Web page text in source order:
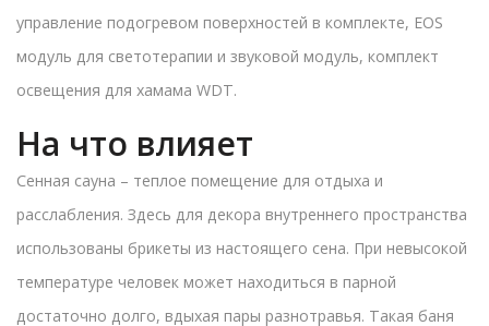
управление подогревом поверхностей в комплекте, EOS
модуль для светотерапии и звуковой модуль, комплект
освещения для хамама WDT.
На что влияет
Сенная сауна – теплое помещение для отдыха и
расслабления. Здесь для декора внутреннего пространства
использованы брикеты из настоящего сена. При невысокой
температуре человек может находиться в парной
достаточно долго, вдыхая пары разнотравья. Такая баня